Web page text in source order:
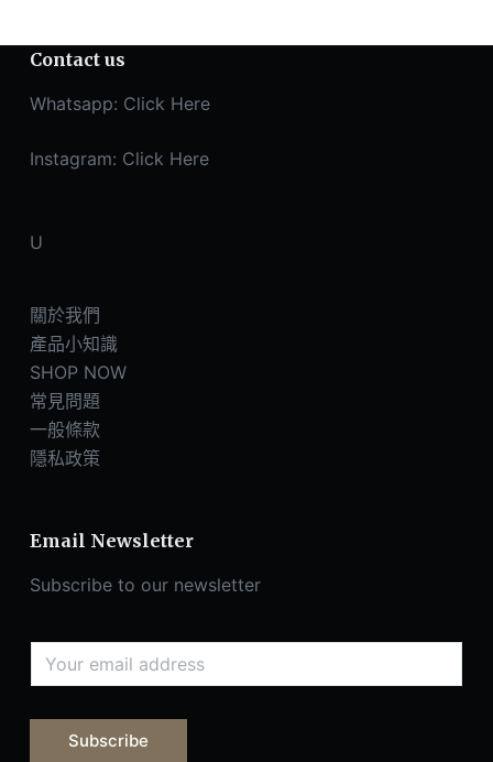
Contact us
Whatsapp: Click Here
Instagram: Click Here
U
關於我們
產品小知識
SHOP NOW
常見問題
一般條款
隱私政策
Email Newsletter
Subscribe to our newsletter
Subscribe